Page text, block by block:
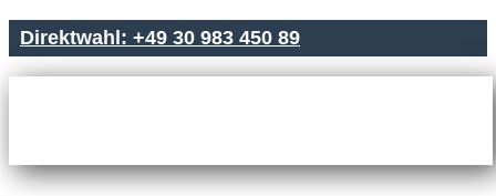
Direktwahl: +49 30 983 450 89